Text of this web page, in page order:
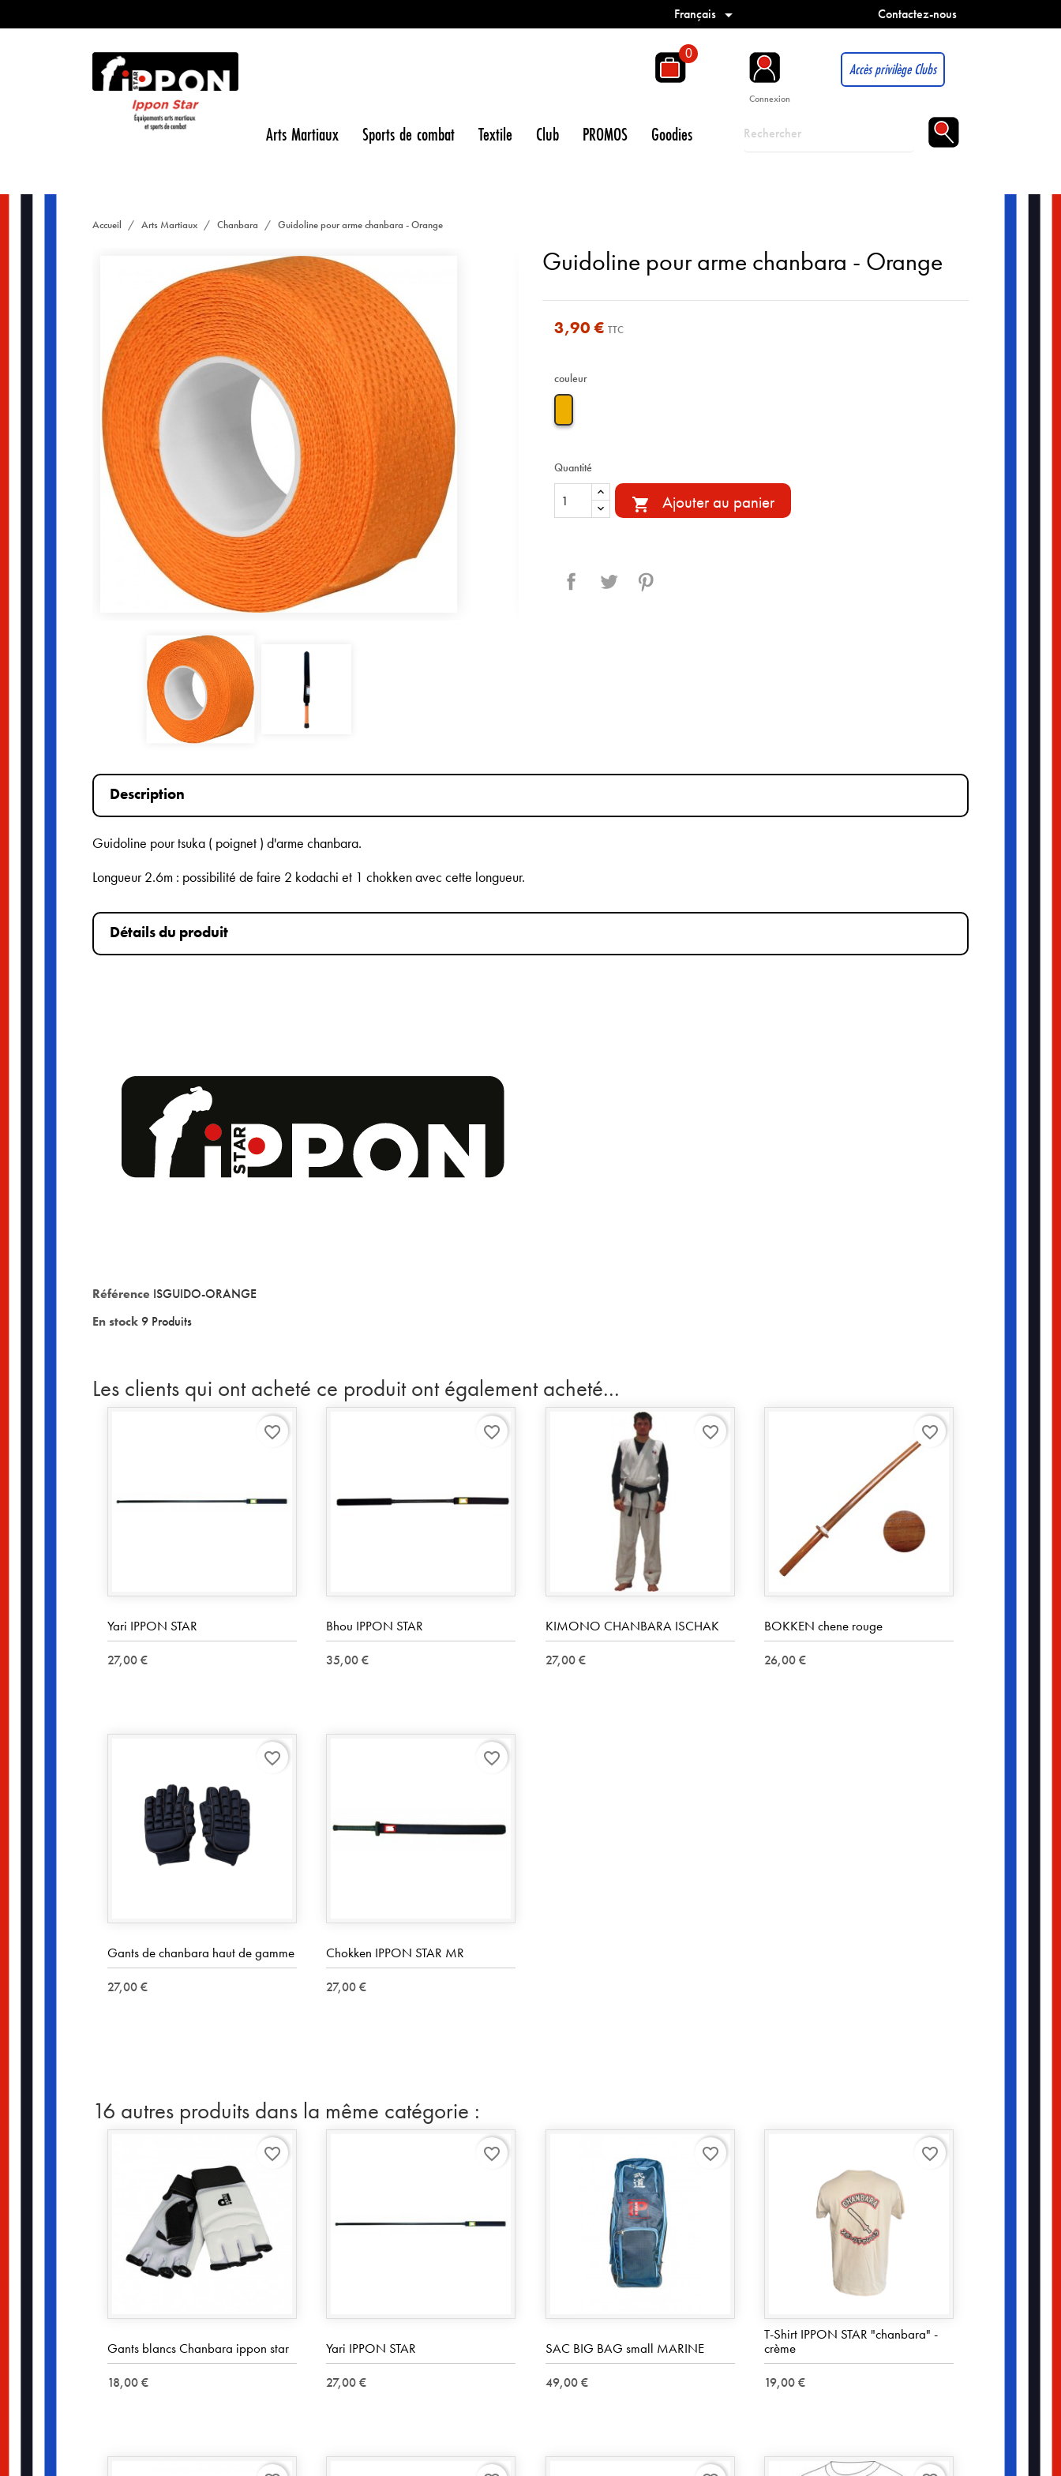
Contactez-nous
Français 
Connexion
Accès privilège Clubs
0
Arts Martiaux Sports de combat Textile Club PROMOS Goodies
Accueil Arts Martiaux Chanbara Guidoline pour arme chanbara - Orange
Guidoline pour arme chanbara - Orange
3,90 € TTC
couleur
Quantité
 Ajouter au panier
Partager Tweet
Description
Guidoline pour tsuka ( poignet ) d'arme chanbara.
Longueur 2.6m : possibilité de faire 2 kodachi et 1 chokken avec cette longueur.
Détails du produit
Référence ISGUIDO-ORANGE
En stock9 Produits
Les clients qui ont acheté ce produit ont également acheté...
Yari IPPON STAR
27,00 €
favorite_border
Bhou IPPON STAR
35,00 €
favorite_border
KIMONO CHANBARA ISCHAK
27,00 €
favorite_border
BOKKEN chene rouge
26,00 €
favorite_border
Gants de chanbara haut de gamme
27,00 €
favorite_border
Chokken IPPON STAR MR
27,00 €
favorite_border
16 autres produits dans la même catégorie :
Gants blancs Chanbara ippon star
18,00 €
favorite_border
Yari IPPON STAR
27,00 €
favorite_border
SAC BIG BAG small MARINE
49,00 €
favorite_border
T-Shirt IPPON STAR "chanbara" -
crème
19,00 €
favorite_border